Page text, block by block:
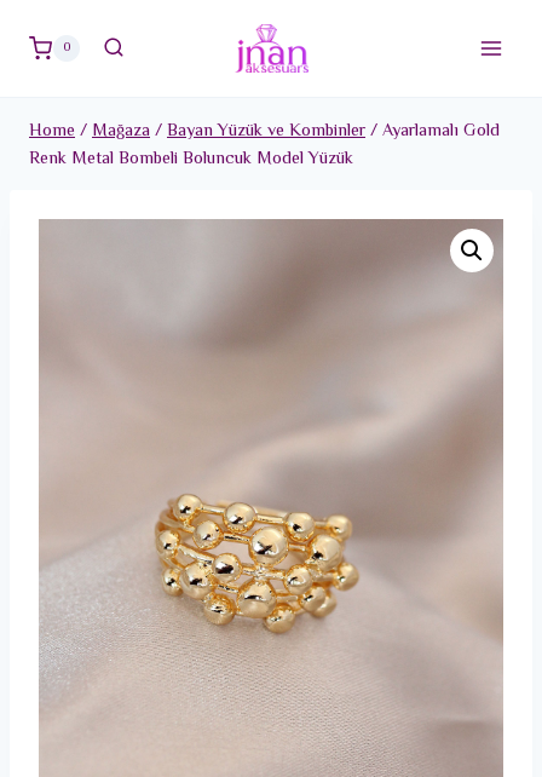
0
Home/Mağaza/Bayan Yüzük ve Kombinler/Ayarlamalı Gold
Renk Metal Bombeli Boluncuk Model Yüzük